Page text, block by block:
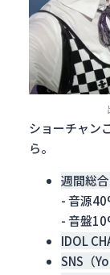
ショーチャン
ら。
週間総
- 音源
- 音盤
IDOL
SNS（